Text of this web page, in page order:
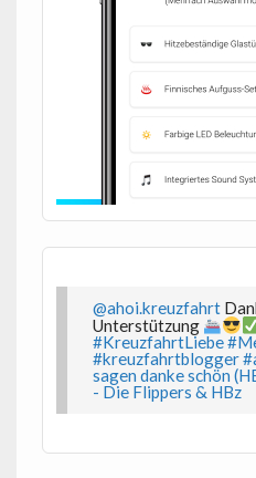
@ahoi.kreuzfahrt
Unterstützung
#KreuzfahrtLiebe
#kreuzfahrtblogger
sagen danke schön
- Die Flippers & HBz